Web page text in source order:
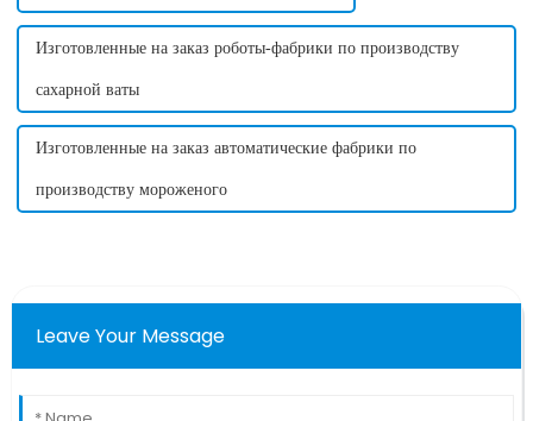
Изготовленные на заказ роботы-фабрики по производству
сахарной ваты
Изготовленные на заказ автоматические фабрики по
производству мороженого
Leave Your Message